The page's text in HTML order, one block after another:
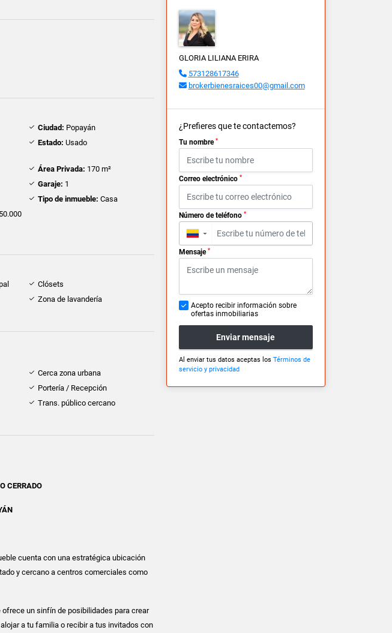
Ciudad: Popayán
Estado: Usado
Área Privada: 170 m²
Garaje: 1
Tipo de inmueble: Casa
Clósets
Zona de lavandería
Cerca zona urbana
Portería / Recepción
Trans. público cercano
CERRADO
cuenta con una estratégica ubicación
y cercano a centros comerciales como
un sinfín de posibilidades para crear
a tu familia o recibir a tus invitados con
GLORIA LILIANA ERIRA
573128617346
brokerbienesraices00@gmail.com
¿Prefieres que te contactemos?
Tu nombre *
Correo electrónico *
Número de teléfono *
▼
Mensaje *
Acepto recibir información sobre
ofertas inmobiliarias
Enviar mensaje
Al enviar tus datos aceptas los Términos de
servicio y privacidad